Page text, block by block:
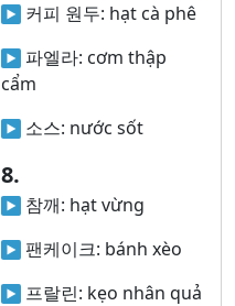
커피 원두: hạt cà phê
파엘라: cơm thập
cẩm
소스: nước sốt
8.
참깨: hạt vừng
팬케이크: bánh xèo
프랄린: kẹo nhân quả